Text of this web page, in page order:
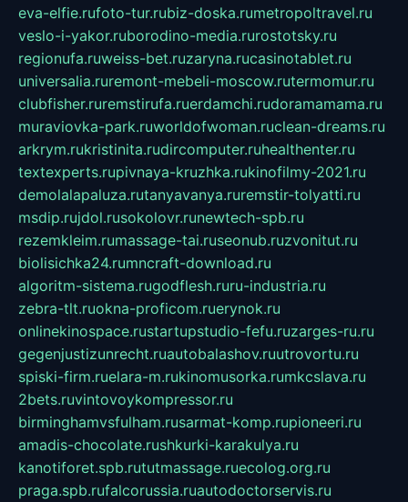
eva-elfie.rufoto-tur.rubiz-doska.rumetropoltravel.ru
veslo-i-yakor.ruborodino-media.rurostotsky.ru
regionufa.ruweiss-bet.ruzaryna.rucasinotablet.ru
universalia.ruremont-mebeli-moscow.rutermomur.ru
clubfisher.ruremstirufa.ruerdamchi.rudoramamama.ru
muraviovka-park.ruworldofwoman.ruclean-dreams.ru
arkrym.rukristinita.rudircomputer.ruhealthenter.ru
textexperts.rupivnaya-kruzhka.rukinofilmy-2021.ru
demolalapaluza.rutanyavanya.ruremstir-tolyatti.ru
msdip.rujdol.rusokolovr.runewtech-spb.ru
rezemkleim.rumassage-tai.ruseonub.ruzvonitut.ru
biolisichka24.rumncraft-download.ru
algoritm-sistema.rugodflesh.ruru-industria.ru
zebra-tlt.ruokna-proficom.ruerynok.ru
onlinekinospace.rustartupstudio-fefu.ruzarges-ru.ru
gegenjustizunrecht.ruautobalashov.ruutrovortu.ru
spiski-firm.ruelara-m.rukinomusorka.rumkcslava.ru
2bets.ruvintovoykompressor.ru
birminghamvsfulham.rusarmat-komp.rupioneeri.ru
amadis-chocolate.rushkurki-karakulya.ru
kanotiforet.spb.rututmassage.ruecolog.org.ru
praga.spb.rufalcorussia.ruautodoctorservis.ru